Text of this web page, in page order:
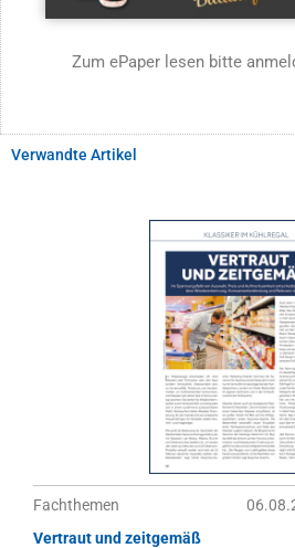
Zum ePaper lesen bitte
Verwandte Artikel
Fachthemen
Vertraut und zeitgemäß